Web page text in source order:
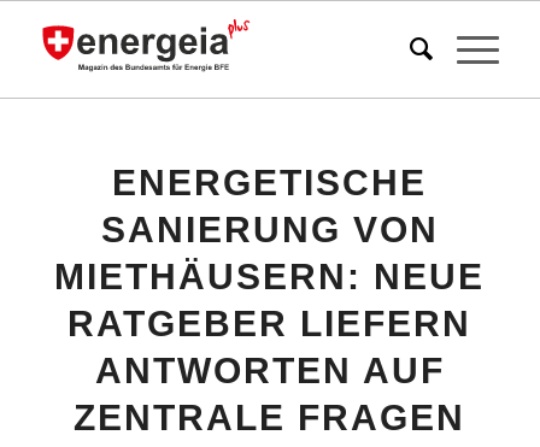
ENERGETISCHE
SANIERUNG VON
MIETHÄUSERN: NEUE
RATGEBER LIEFERN
ANTWORTEN AUF
ZENTRALE FRAGEN